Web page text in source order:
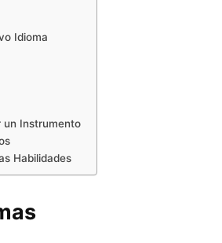
Idioma
un Instrumento
Habilidades